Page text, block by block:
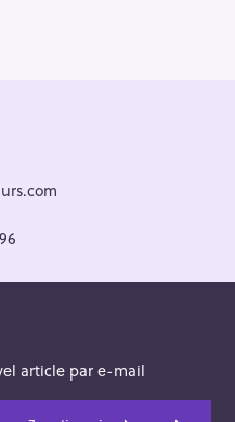
article par e-mail